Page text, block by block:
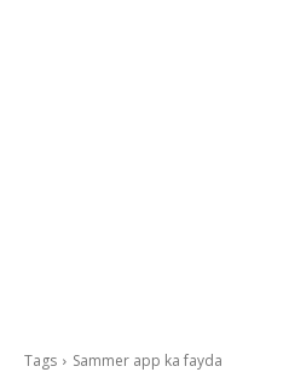
Tags Sammer app ka fayda